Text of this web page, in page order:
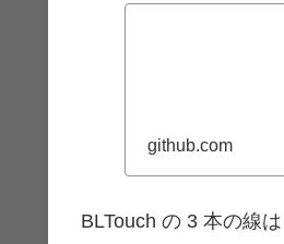
github.com
BLTouch の 3 本の線